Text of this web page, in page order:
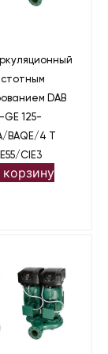
DAB
GE 125-
BAQE/4 T
CIE3
корзину